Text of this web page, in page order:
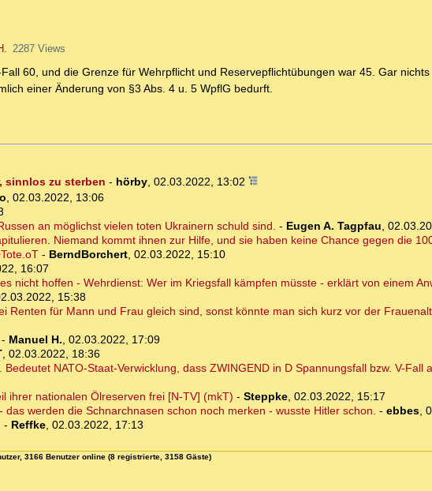
2287 Views
60, und die Grenze für Wehrpflicht und Reservepflichtübungen war 45. Gar
einer Änderung von §3 Abs. 4 u. 5 WpflG bedurft.
sinnlos zu sterben - hörby, 02.03.2022, 13:02
, 02.03.2022, 13:06
an möglichst vielen toten Ukrainern schuld sind. - Eugen A. Tagpfau,
Niemand kommt ihnen zur Hilfe, und sie haben keine Chance gegen die
- BerndBorchert, 02.03.2022, 15:10
16:07
nicht hoffen - Wehrdienst: Wer im Kriegsfall kämpfen müsste - erklärt von einem
15:38
Renten für Mann und Frau gleich sind, sonst könnte man sich kurz vor der
- Manuel H., 02.03.2022, 17:09
, 02.03.2022, 18:36
NATO-Staat-Verwicklung, dass ZWINGEND in D Spannungsfall bzw. V-Fall
ihrer nationalen Ölreserven frei [N-TV] (mkT) - Steppke, 02.03.2022, 15:17
das werden die Schnarchnasen schon noch merken - wusste Hitler schon. - ebbes,
- Reffke, 02.03.2022, 17:13
3166 Benutzer online (8 registrierte, 3158 Gäste)